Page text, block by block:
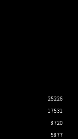
25226
17531
8720
5877